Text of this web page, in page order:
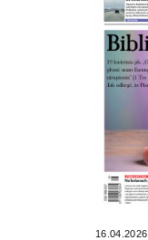
16.04.2026